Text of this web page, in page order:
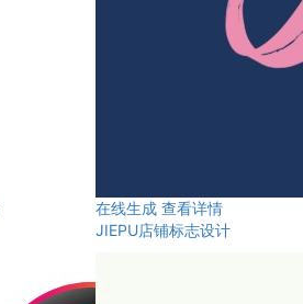
在线生成 查看详情
JIEPU店铺标志设计